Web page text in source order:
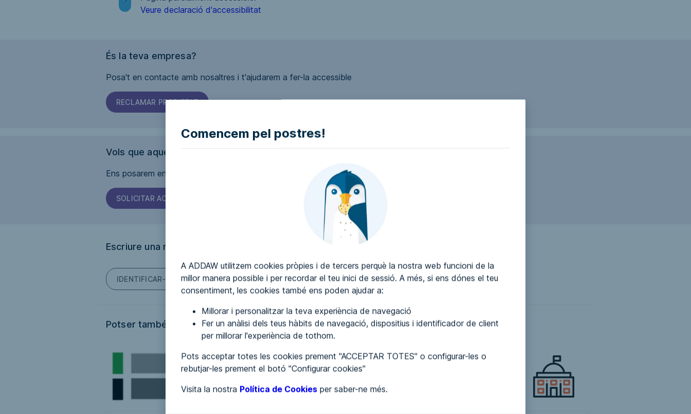
Comencem pel postres!
A ADDAW utilitzem cookies pròpies i de tercers perquè la nostra web funcioni de la
millor manera possible i per recordar el teu inici de sessió. A més, si ens dónes el teu
consentiment, les cookies també ens poden ajudar a:
Millorar i personalitzar la teva experiència de navegació
Fer un anàlisi dels teus hàbits de navegació, dispositius i identificador de client
per millorar l'experiència de tothom.
Pots acceptar totes les cookies prement "ACCEPTAR TOTES" o configurar-les o
rebutjar-les prement el botó "Configurar cookies"
Visita la nostra Política de Cookies per saber-ne més.
Veure declaració d'accessibilitat
És la teva empresa?
Posa't en contacte amb nosaltres i t'ajudarem a fer-la accessible
RECLAMAR PROPIETAT
Vols que aquesta pàgina sigui accessible?
Ens posarem en contacte amb l'empresa i intentarem que la facin accessible..
SOLICITAR ACCESSIBILITAT
Escriure una ressenya
IDENTIFICAR-TE PER PODER ESCRIURE COMENTARIS
Potser també t'interessi...